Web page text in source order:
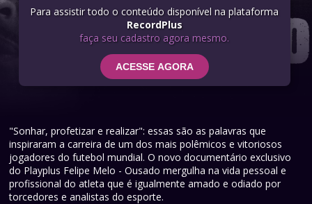
Para assistir todo o conteúdo disponível na plataforma
RecordPlus
faça seu cadastro agora mesmo.
ACESSE AGORA
"Sonhar, profetizar e realizar": essas são as palavras que
inspiraram a carreira de um dos mais polêmicos e vitoriosos
jogadores do futebol mundial. O novo documentário exclusivo
do Playplus Felipe Melo - Ousado mergulha na vida pessoal e
profissional do atleta que é igualmente amado e odiado por
torcedores e analistas do esporte.